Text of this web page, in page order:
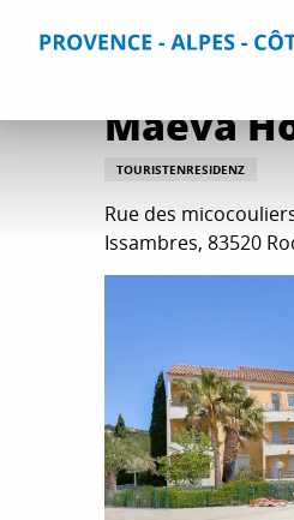
Home Aufenthalt
Maeva
TOURISTENRESIDENZ
Rue des
Issambres, 83520